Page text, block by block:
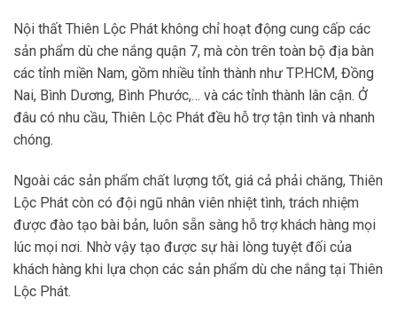
Nội thất Thiên Lộc Phát không chỉ hoạt động cung cấp các
sản phẩm dù che nắng quận 7, mà còn trên toàn bộ địa bàn
các tỉnh miền Nam, gồm nhiều tỉnh thành như TP.HCM, Đồng
Nai, Bình Dương, Bình Phước,… và các tỉnh thành lân cận. Ở
đâu có nhu cầu, Thiên Lộc Phát đều hỗ trợ tận tình và nhanh
chóng.
Ngoài các sản phẩm chất lượng tốt, giá cả phải chăng, Thiên
Lộc Phát còn có đội ngũ nhân viên nhiệt tình, trách nhiệm
được đào tạo bài bản, luôn sẵn sàng hỗ trợ khách hàng mọi
lúc mọi nơi. Nhờ vậy tạo được sự hài lòng tuyệt đối của
khách hàng khi lựa chọn các sản phẩm dù che nắng tại Thiên
Lộc Phát.